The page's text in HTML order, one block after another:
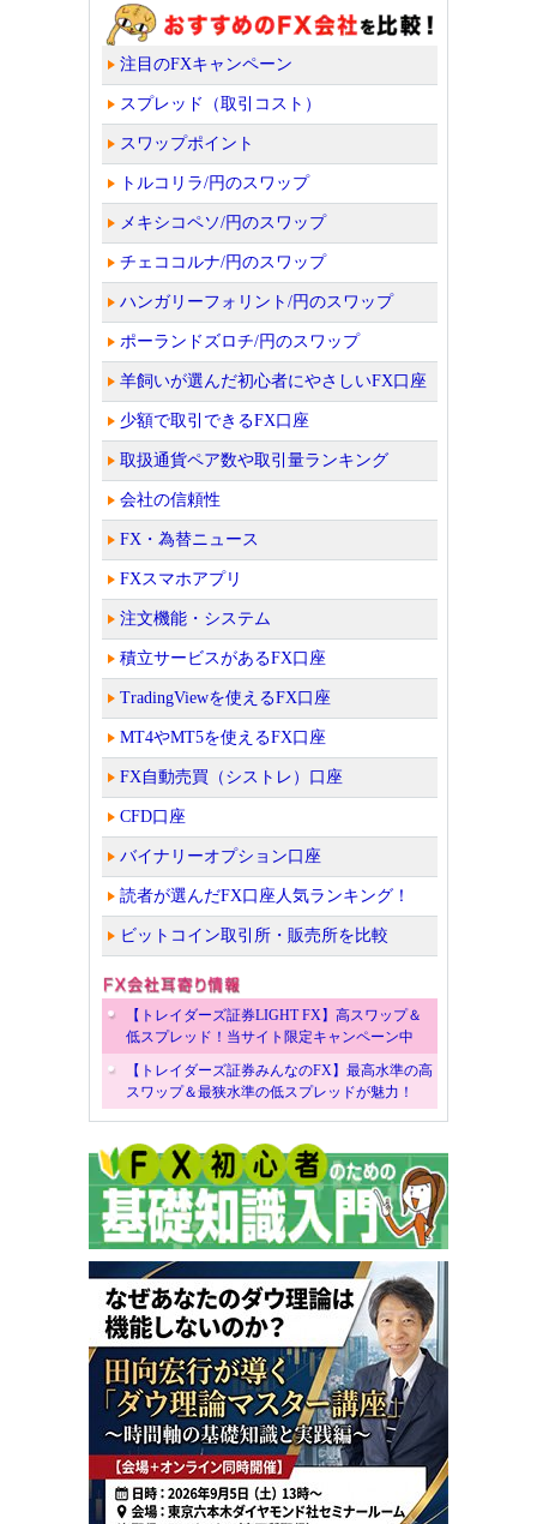
注目のFXキャンペーン
スプレッド（取引コスト）
スワップポイント
トルコリラ/円のスワップ
メキシコペソ/円のスワップ
チェココルナ/円のスワップ
ハンガリーフォリント/円のスワップ
ポーランドズロチ/円のスワップ
羊飼いが選んだ初心者にやさしいFX口座
少額で取引できるFX口座
取扱通貨ペア数や取引量ランキング
会社の信頼性
FX・為替ニュース
FXスマホアプリ
注文機能・システム
積立サービスがあるFX口座
TradingViewを使えるFX口座
MT4やMT5を使えるFX口座
FX自動売買（シストレ）口座
CFD口座
バイナリーオプション口座
読者が選んだFX口座人気ランキング！
ビットコイン取引所・販売所を比較
【トレイダーズ証券LIGHT FX】高スワップ＆
低スプレッド！当サイト限定キャンペーン中
【トレイダーズ証券みんなのFX】最高水準の高
スワップ＆最狭水準の低スプレッドが魅力！